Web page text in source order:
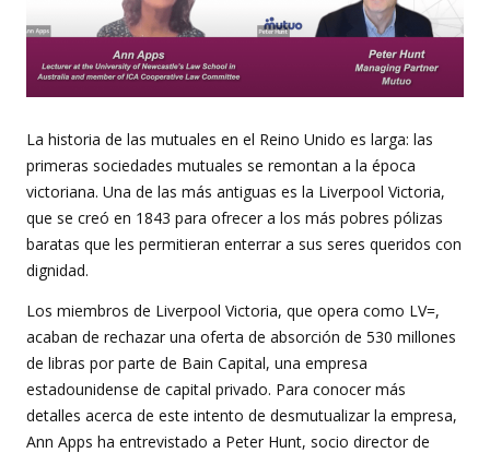
La historia de las mutuales en el Reino Unido es larga: las
primeras sociedades mutuales se remontan a la época
victoriana. Una de las más antiguas es la Liverpool Victoria,
que se creó en 1843 para ofrecer a los más pobres pólizas
baratas que les permitieran enterrar a sus seres queridos con
dignidad.
Los miembros de Liverpool Victoria, que opera como LV=,
acaban de rechazar una oferta de absorción de 530 millones
de libras por parte de Bain Capital, una empresa
estadounidense de capital privado. Para conocer más
detalles acerca de este intento de desmutualizar la empresa,
Ann Apps ha entrevistado a Peter Hunt, socio director de